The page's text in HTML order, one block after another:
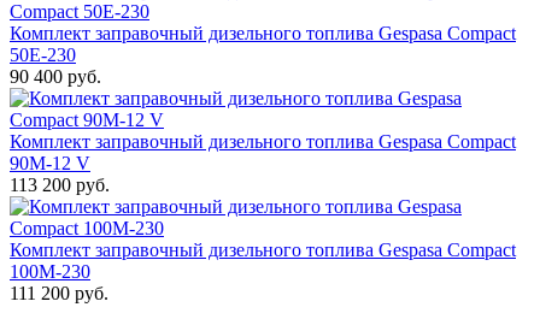
Комплект заправочный дизельного топлива Gespasa Compact
50E-230
90 400 руб.
Комплект заправочный дизельного топлива Gespasa Compact
90M-12 V
113 200 руб.
Комплект заправочный дизельного топлива Gespasa Compact
100M-230
111 200 руб.